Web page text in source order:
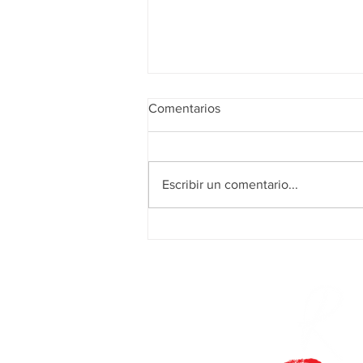
Insonorizar el techo
Comentarios
Escribir un comentario...